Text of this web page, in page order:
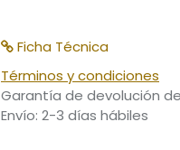
Ficha Técnica
Términos y condiciones
Garantía de devolución
Envío: 2-3 días hábiles